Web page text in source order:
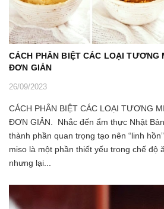
CÁCH PHÂN BIỆT CÁC LOẠI TƯƠNG
ĐƠN GIẢN
26/09/2023
CÁCH PHÂN BIỆT CÁC LOẠI TƯƠNG
ĐƠN GIẢN. Nhắc đến ẩm thực Nhật
thành phần quan trọng tạo nên “linh
miso là một phần thiết yếu trong chế độ
nhưng lại...